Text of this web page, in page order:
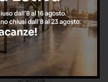
sulla privacy, di
il trattamento dei